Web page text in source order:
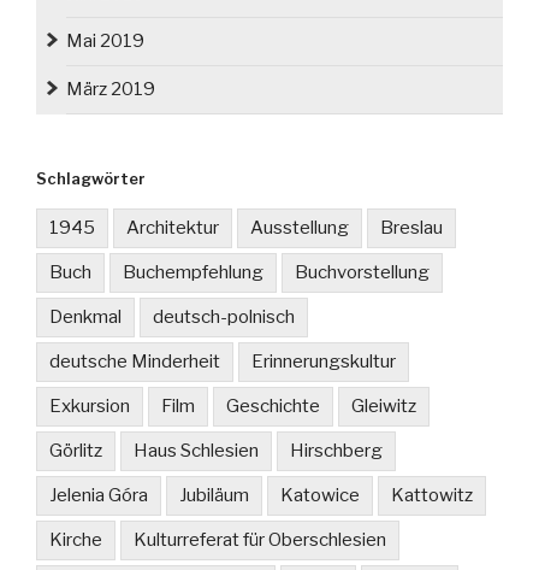
Mai 2019
März 2019
Schlagwörter
1945 Architektur Ausstellung Breslau
Buch Buchempfehlung Buchvorstellung
Denkmal deutsch-polnisch
deutsche Minderheit Erinnerungskultur
Exkursion Film Geschichte Gleiwitz
Görlitz Haus Schlesien Hirschberg
Jelenia Góra Jubiläum Katowice Kattowitz
Kirche Kulturreferat für Oberschlesien